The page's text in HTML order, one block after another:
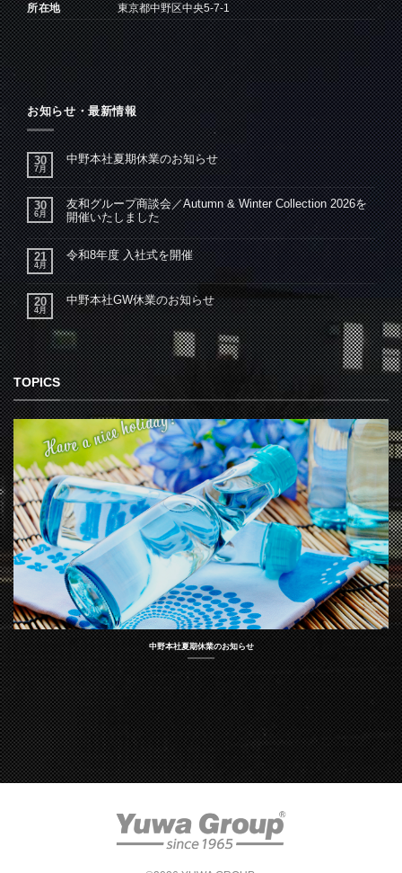
所在地 東京都中野区中央5-7-1
お知らせ・最新情報
30
7月
中野本社夏期休業のお知らせ
30
6月
友和グループ商談会／Autumn & Winter Collection 2026を
開催いたしました
21
4月
令和8年度 入社式を開催
20
4月
中野本社GW休業のお知らせ
TOPICS
中野本社夏期休業のお知らせ